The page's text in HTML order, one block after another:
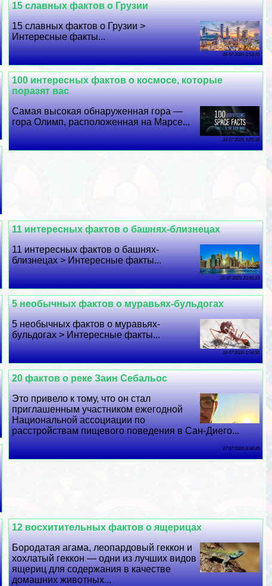
15 славных фактов о Грузии
15 славных фактов о Грузии >
Интересные факты...
26 07 2026 3:53:20
100 интересных фактов о космосе, которые
поразят вас
Самая высокая обнаруженная гора —
гора Олимп, расположенная на Марсе...
24 07 2026 9:25:38
11 интересных фактов о башнях-близнецах
11 интересных фактов о башнях-
близнецах > Интересные факты...
21 07 2026 23:50:23
5 необычных фактов о муравьях-бульдогах
5 необычных фактов о муравьях-
бульдогах > Интересные факты...
19 07 2026 1:54:50
20 фактов о реке Заин Сeбaльос
Это привело к тому, что он стал
приглашенным участником ежегодной
Национальной ассоциации по
расстройствам пищевого поведения в Сан-Диего...
17 07 2026 8:34:45
12 восхитительных фактов о ящерицах
Бородатая агама, леопардовый геккон и
хохлатый геккон — одни из лучших видов
ящериц для содержания в качестве
домашних животных...